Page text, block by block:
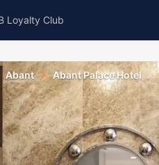
Loyalty Club
Abant Abant Palace Hotel